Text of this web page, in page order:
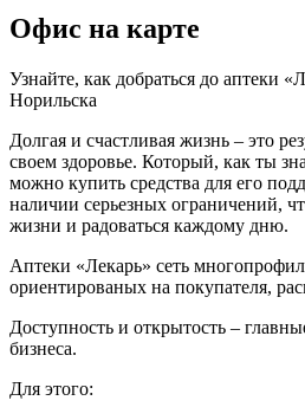
Офис на карте
Узнайте, как добраться до аптеки
Норильска
Долгая и счастливая жизнь – это
своем здоровье. Который, как ты
можно купить средства для его
наличии серьезных ограничений,
жизни и радоваться каждому дню.
Аптеки «Лекарь» сеть
ориентированых на покупателя,
Доступность и открытость –
бизнеса.
Для этого: